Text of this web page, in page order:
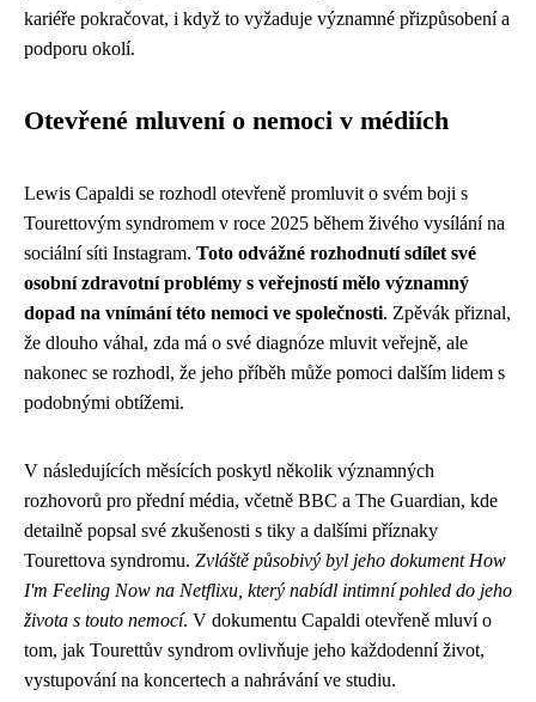
kariéře pokračovat, i když to vyžaduje významné přizpůsobení a
podporu okolí.
Otevřené mluvení o nemoci v médiích
Lewis Capaldi se rozhodl otevřeně promluvit o svém boji s
Tourettovým syndromem v roce 2025 během živého vysílání na
sociální síti Instagram. Toto odvážné rozhodnutí sdílet své
osobní zdravotní problémy s veřejností mělo významný
dopad na vnímání této nemoci ve společnosti. Zpěvák přiznal,
že dlouho váhal, zda má o své diagnóze mluvit veřejně, ale
nakonec se rozhodl, že jeho příběh může pomoci dalším lidem s
podobnými obtížemi.
V následujících měsících poskytl několik významných
rozhovorů pro přední média, včetně BBC a The Guardian, kde
detailně popsal své zkušenosti s tiky a dalšími příznaky
Tourettova syndromu. Zvláště působivý byl jeho dokument How
I'm Feeling Now na Netflixu, který nabídl intimní pohled do jeho
života s touto nemocí. V dokumentu Capaldi otevřeně mluví o
tom, jak Tourettův syndrom ovlivňuje jeho každodenní život,
vystupování na koncertech a nahrávání ve studiu.